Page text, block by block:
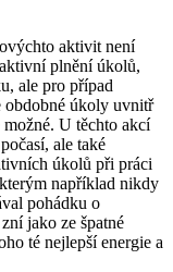
aktivit není
plnění úkolů,
ale pro případ
obdobné úkoly uvnitř
U těchto akcí
ale také
úkolů při práci
například nikdy
pohádku o
jako ze špatné
té nejlepší energie a